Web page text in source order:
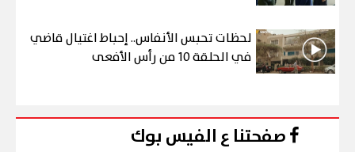
لحظات تحبس الأنفاس.. إحباط اغتيال قاضي
في الحلقة 10 من رأس الأفعى
صفحتنا ع الفيس بوك